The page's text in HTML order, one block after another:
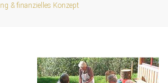
& finanzielles Konzept